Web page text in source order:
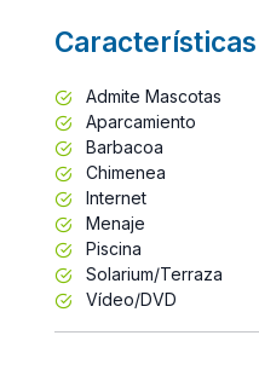
Admite Mascotas
Aparcamiento
Barbacoa
Chimenea
Internet
Menaje
Piscina
Solarium/Terraza
Vídeo/DVD